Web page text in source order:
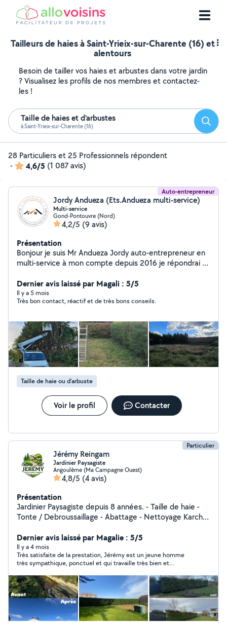
Tailleurs de haies à Saint-Yrieix-sur-Charente (16) et
alentours
Besoin de tailler vos haies et arbustes dans votre jardin
? Visualisez les profils de nos membres et contactez-
les !
Taille de haies et d'arbustes
à Saint-Yrieix-sur-Charente (16)
28 Particuliers et 25 Professionnels répondent
-
4,6/5 (1 087 avis)
Auto-entrepreneur
Jordy Andueza (Ets.Andueza multi-service)
Multi-service
Gond-Pontouvre (Nord)
4,2/5 (9 avis)
Présentation
Bonjour je suis Mr Andueza Jordy auto-entrepreneur en
multi-service à mon compte depuis 2016 je répondrai à
rénovation intérieur extérieur pose de clôture murs
chape COUVERTURE: remaniement changement
réparation tous type de tuiles réparation ou
intérieur extérieur sur tout supports RÉNOVATION:
intérieur extérieur NETTOYAGE et HYDROFUGE des
façades murs dallage toitures ENTRETIEN ESPACES
VERTS: Élagage Tailles et Abattage tout type d'arbres
toutes hauteurs Tailles de haies toutes hauteurs toutes
distances entretien des parc et jardin
débroussaillement Travail avec tout le matériel
nécessaire camion benne camion nacelle jusqu'à 20m
de haut je suis 100% autonome Déplacements et Devis
GRATUIT intervention Rapide
Dernier avis laissé par Magali : 5/5
Il y a 5 mois
Très bon contact, réactif et de très bons conseils.
Taille de haie ou d'arbuste
Voir le profil Contacter
Particulier
Jérémy Reingam
Jardinier Paysagiste
Angoulême (Ma Campagne Ouest)
4,8/5 (4 avis)
Présentation
Jardinier Paysagiste depuis 8 années. - Taille de haie -
Tonte / Debroussaillage - Abattage - Nettoyage Karcher
Sérieux, soigné et à l'écoute de vos besoins, je
m'adapte à chaque demande, que ce soit pour un
entretien ponctuel ou régulier. Mon objectif : un jardin
propre, entretenu et agréable à vivre.
Dernier avis laissé par Magalie : 5/5
Il y a 4 mois
Très satisfaite de la prestation, Jérémy est un jeune homme
très sympathique, ponctuel et qui travaille très bien et